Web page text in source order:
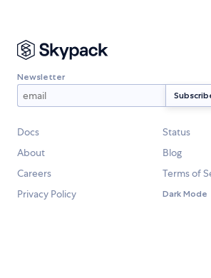
Newsletter
Docs
Status
About
Blog
Careers
Terms of
Privacy Policy
Dark Mode